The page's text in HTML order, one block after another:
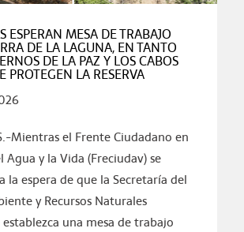
ESPERAN MESA DE TRABAJO
DE LA LAGUNA, EN TANTO
DE LA PAZ Y LOS CABOS
PROTEGEN LA RESERVA
Mientras el Frente Ciudadano en
Agua y la Vida (Freciudav) se
la espera de que la Secretaría del
y Recursos Naturales
una mesa de trabajo